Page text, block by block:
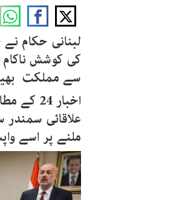
لبنانی حکام
کی کوشش
سے مملکت
اخبار
علاقائی سمندر
ملنے پر اسے